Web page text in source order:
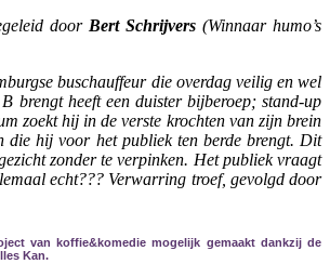
door Bert Schrijvers (Winnaar humo’s
buschauffeur die overdag veilig en wel
brengt heeft een duister bijberoep; stand-up
zoekt hij in de verste krochten van zijn brein
die hij voor het publiek ten berde brengt. Dit
zonder te verpinken. Het publiek vraagt
echt??? Verwarring troef, gevolgd door
van koffie&komedie mogelijk gemaakt dankzij de
Kan.